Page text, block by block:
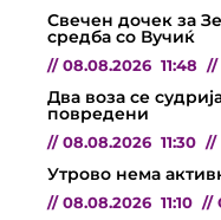
Свечен дочек за
средба со Вучиќ
// 08.08.2026 11:48 //
Два воза се
повредени
// 08.08.2026 11:30 //
Утрово нема
// 08.08.2026 11:10 //